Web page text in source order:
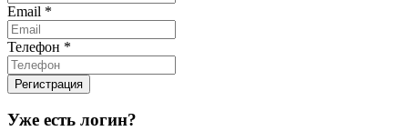
Email *
Телефон *
Уже есть логин?